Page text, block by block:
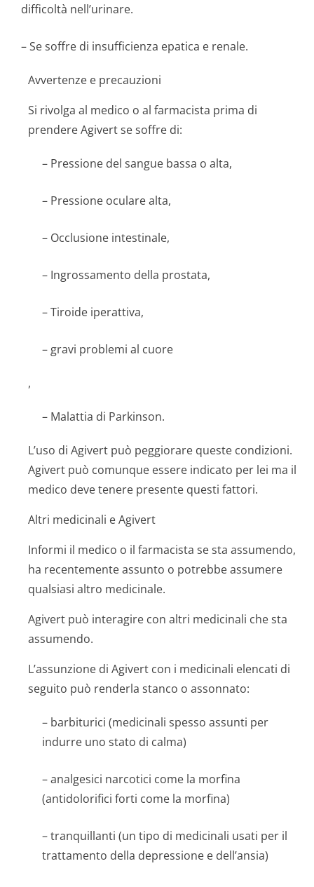
difficoltà nell’urinare.
– Se soffre di insufficienza epatica e renale.
Avvertenze e precauzioni
Si rivolga al medico o al farmacista prima di
prendere Agivert se soffre di:
– Pressione del sangue bassa o alta,
– Pressione oculare alta,
– Occlusione intestinale,
– Ingrossamento della prostata,
– Tiroide iperattiva,
– gravi problemi al cuore
,
– Malattia di Parkinson.
L’uso di Agivert può peggiorare queste condizioni.
Agivert può comunque essere indicato per lei ma il
medico deve tenere presente questi fattori.
Altri medicinali e Agivert
Informi il medico o il farmacista se sta assumendo,
ha recentemente assunto o potrebbe assumere
qualsiasi altro medicinale.
Agivert può interagire con altri medicinali che sta
assumendo.
L’assunzione di Agivert con i medicinali elencati di
seguito può renderla stanco o assonnato:
– barbiturici (medicinali spesso assunti per
indurre uno stato di calma)
– analgesici narcotici come la morfina
(antidolorifici forti come la morfina)
– tranquillanti (un tipo di medicinali usati per il
trattamento della depressione e dell’ansia)